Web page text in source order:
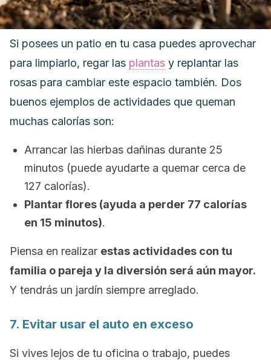
Si posees un patio en tu casa puedes aprovechar
para limpiarlo, regar las plantas y replantar las
rosas para cambiar este espacio también. Dos
buenos ejemplos de actividades que queman
muchas calorías son:
Arrancar las hierbas dañinas durante 25
minutos (puede ayudarte a quemar cerca de
127 calorías).
Plantar flores (ayuda a perder 77 calorías
en 15 minutos).
Piensa en realizar estas actividades con tu
familia o pareja y la diversión será aún mayor.
Y tendrás un jardín siempre arreglado.
7. Evitar usar el auto en exceso
Si vives lejos de tu oficina o trabajo, puedes